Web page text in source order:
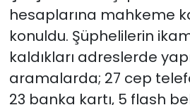
hesaplarına mahkeme
konuldu. Şüphelilerin
kaldıkları adreslerde
aramalarda; 27 cep
23 banka kartı, 5 flash